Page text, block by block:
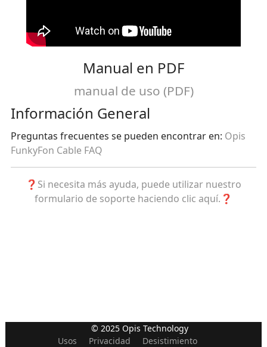
Manual en PDF
manual de uso (PDF)
Información General
Preguntas frecuentes se pueden encontrar en: Opis
FunkyFon Cable FAQ
❓Si necesita más ayuda, puede utilizar nuestro
formulario de soporte haciendo clic aquí.❓
© 2025 Opis Technology
Usos
Privacidad Desistimiento